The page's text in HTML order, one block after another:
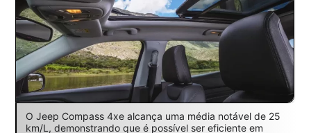
O Jeep Compass 4xe alcança uma média notável de 25
km/L, demonstrando que é possível ser eficiente em